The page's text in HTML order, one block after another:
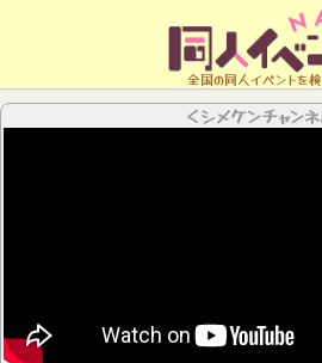
全国の同人イベントを
＜シメケンチャン